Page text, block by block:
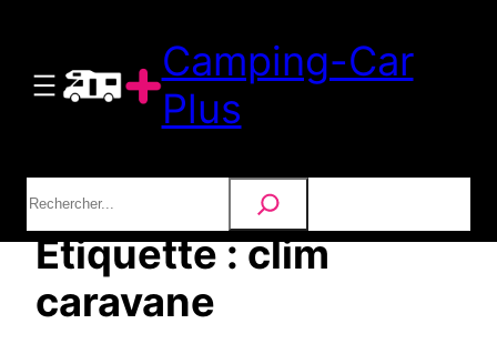
contenu
Camping-Car
Plus
Étiquette :clim
caravane